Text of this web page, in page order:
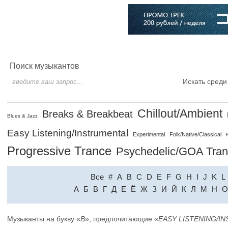
Поиск музыкантов
Искать
Blues & Jazz Breaks & Breakbeat Chillout/Ambient
Easy Listening/Instrumental Experimental Folk/Native/Classical
Progressive Trance Psychedelic/GOA
Все # A B C D E F G H I J K
L
A Б В Г Д Е Ё Ж З И Й К Л М Н О
Музыканты на букву «B», предпочитающие «EASY LISTENING/